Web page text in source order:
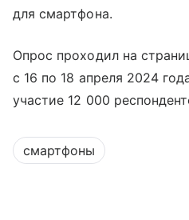
для смартфона.
Опрос проходил на
с 16 по 18 апреля 2024
участие 12 000
смартфоны